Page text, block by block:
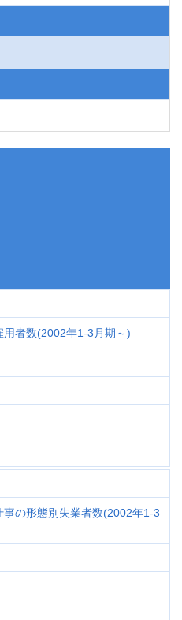
者数(2002年1-3月期～)
の形態別失業者数(2002年1-3